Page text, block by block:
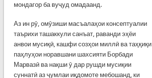
мондагор ба вуҷуд омадаанд.
Аз ин рӯ, омӯзиши масъалаҳои консептуалии
таърихи ташаккули санъат, раванди эҳёи
анвои мусиқӣ, кашфи созҳои миллӣ ва таҳқиқи
паҳлуҳои норавшани шахсияти Борбади
Марвазӣ ва нақши ӯ дар рушди мусиқии
суннатӣ аз ҷумлаи иқдомоте мебошанд, ки